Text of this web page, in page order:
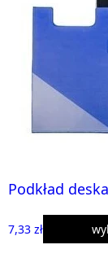
Podkład
7,33 zł